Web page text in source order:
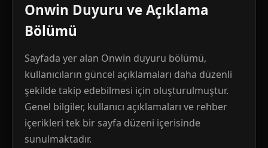
Onwin Duyuru ve Açıklama
Bölümü
Sayfada yer alan Onwin duyuru bölümü,
kullanıcıların güncel açıklamaları daha düzenli
şekilde takip edebilmesi için oluşturulmuştur.
Genel bilgiler, kullanıcı açıklamaları ve rehber
içerikleri tek bir sayfa düzeni içerisinde
sunulmaktadır.